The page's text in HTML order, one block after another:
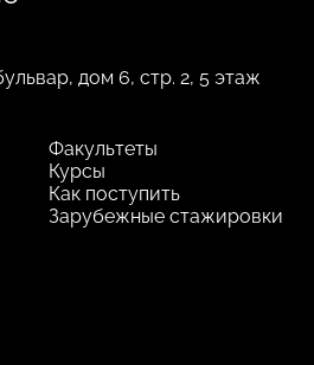
дом 6, стр. 2, 5 этаж
Факультеты
Курсы
Как поступить
Зарубежные стажировки